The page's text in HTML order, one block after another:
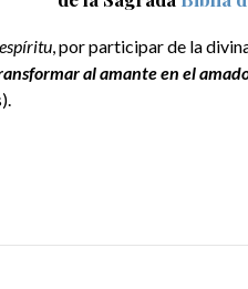
, por participar de la
al amante en el